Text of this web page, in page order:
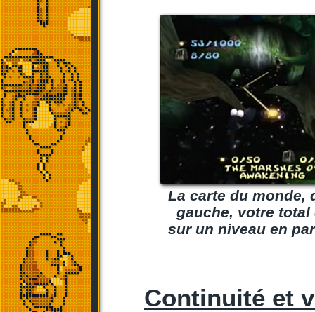
La carte du monde,
gauche, votre total
sur un niveau en
Continuité et